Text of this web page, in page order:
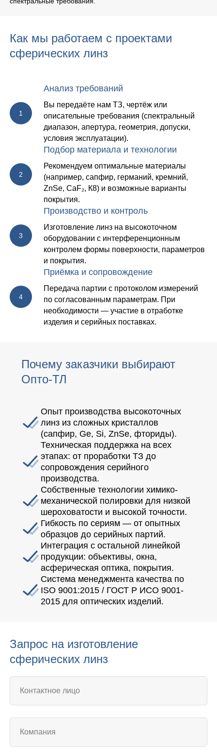
Как мы работаем с проектами
сферических линз
Анализ требований
Вы передаёте нам ТЗ, чертёж или
описательные требования (спектральный
диапазон, апертура, геометрия, допуски,
условия эксплуатации).
Подбор материала и технологии
Рекомендуем оптимальные материалы
(например, сапфир, германий, кремний,
ZnSe, CaF₂, К8) и возможные варианты
покрытия.
Производство и контроль
Изготовление линз на высокоточном
оборудовании с интерференционным
контролем формы поверхности, параметров
и покрытия.
Приёмка и сопровождение
Передача партии с протоколом измерений
по согласованным параметрам. При
необходимости — участие в отработке
изделия и серийных поставках.
Почему заказчики выбирают
Опто-ТЛ
Опыт производства высокоточных
линз из сложных кристаллов
(сапфир, Ge, Si, ZnSe, фториды).
Техническая поддержка на всех
этапах: от проработки ТЗ до
сопровождения серийного
производства.
Собственные технологии химико-
механической полировки для низкой
шероховатости и высокой точности.
Гибкость по сериям — от опытных
образцов до серийных партий.
Интеграция с остальной линейкой
продукции: объективы, окна,
асферическая оптика, покрытия.
Система менеджмента качества по
ISO 9001:2015 / ГОСТ Р ИСО 9001-
2015 для оптических изделий.
Запрос на изготовление
сферических линз